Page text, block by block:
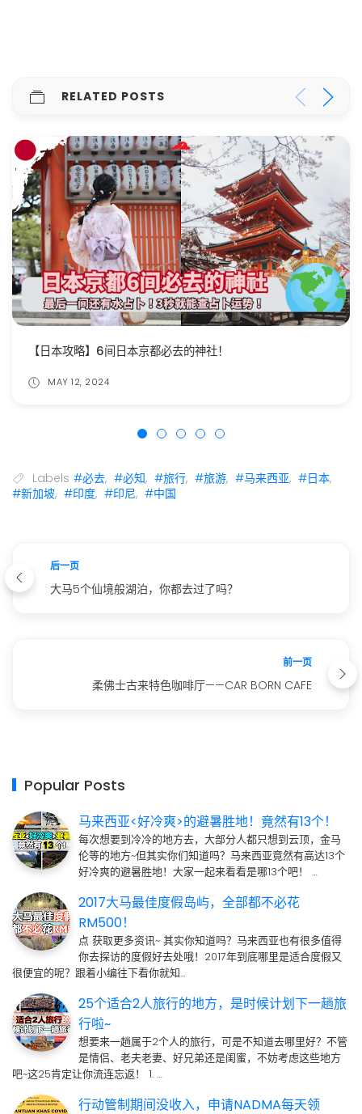
RELATED POSTS
日本东京16个必去景点 | 最经典的打卡地都在这里‼️
MAY 29, 2024
Labels #必去, #必知, #旅行, #旅游, #马来西亚, #日本,
#新加坡, #印度, #印尼, #中国
后一页
大马5个仙境般湖泊，你都去过了吗？
前一页
柔佛士古来特色咖啡厅——CAR BORN CAFE
Popular Posts
马来西亚<好冷爽>的避暑胜地！竟然有13个！
每次想要到冷冷的地方去，大部分人都只想到云顶，金马
伦等的地方~但其实你们知道吗？马来西亚竟然有高达13个
好冷爽的避暑胜地！大家一起来看看是哪13个吧！ …
2017大马最佳度假岛屿，全部都不必花
RM500！
点 获取更多资讯~ 其实你知道吗？马来西亚也有很多值得
你去探访的度假好去处哦！2017年到底哪里是适合度假又
很便宜的呢？跟着小编往下看你就知…
25个适合2人旅行的地方，是时候计划下一趟旅
行啦~
想要来一趟属于2个人的旅行，可是不知道去哪里好？不管
是情侣、老夫老妻、好兄弟还是闺蜜，不妨考虑这些地方
吧~这25肯定让你流连忘返！ 1. …
行动管制期间没收入，申请NADMA每天领